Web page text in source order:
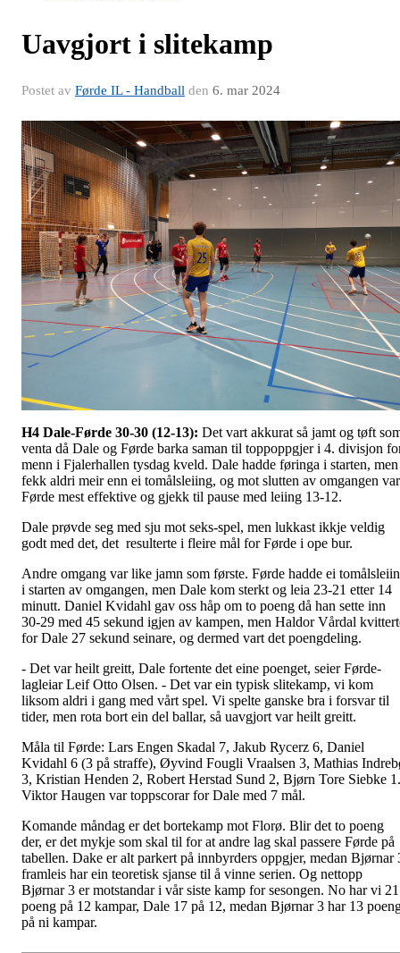
Uavgjort i slitekamp
Postet av Førde IL - Handball den 6. mar 2024
H4 Dale-Førde 30-30 (12-13): Det vart akkurat så jamt og tøft
venta då Dale og Førde barka saman til toppoppgjer i 4. divisjon
menn i Fjalerhallen tysdag kveld. Dale hadde føringa i starten, men
fekk aldri meir enn ei tomålsleiing, og mot slutten av omgangen var
Førde mest effektive og gjekk til pause med leiing 13-12.
Dale prøvde seg med sju mot seks-spel, men lukkast ikkje veldig
godt med det, det resulterte i fleire mål for Førde i ope bur.
Andre omgang var like jamn som første. Førde hadde ei
i starten av omgangen, men Dale kom sterkt og leia 23-21 etter 14
minutt. Daniel Kvidahl gav oss håp om to poeng då han sette inn
30-29 med 45 sekund igjen av kampen, men Haldor Vårdal
for Dale 27 sekund seinare, og dermed vart det poengdeling.
- Det var heilt greitt, Dale fortente det eine poenget, seier Førde-
lagleiar Leif Otto Olsen. - Det var ein typisk slitekamp, vi kom
liksom aldri i gang med vårt spel. Vi spelte ganske bra i forsvar til
tider, men rota bort ein del ballar, så uavgjort var heilt greitt.
Måla til Førde: Lars Engen Skadal 7, Jakub Rycerz 6, Daniel
Kvidahl 6 (3 på straffe), Øyvind Fougli Vraalsen 3, Mathias
3, Kristian Henden 2, Robert Herstad Sund 2, Bjørn Tore Siebke 1.
Viktor Haugen var toppscorar for Dale med 7 mål.
Komande måndag er det bortekamp mot Florø. Blir det to poeng
der, er det mykje som skal til for at andre lag skal passere Førde på
tabellen. Dake er alt parkert på innbyrders oppgjer, medan Bjørnar
framleis har ein teoretisk sjanse til å vinne serien. Og nettopp
Bjørnar 3 er motstandar i vår siste kamp for sesongen. No har vi 21
poeng på 12 kampar, Dale 17 på 12, medan Bjørnar 3 har 13
på ni kampar.